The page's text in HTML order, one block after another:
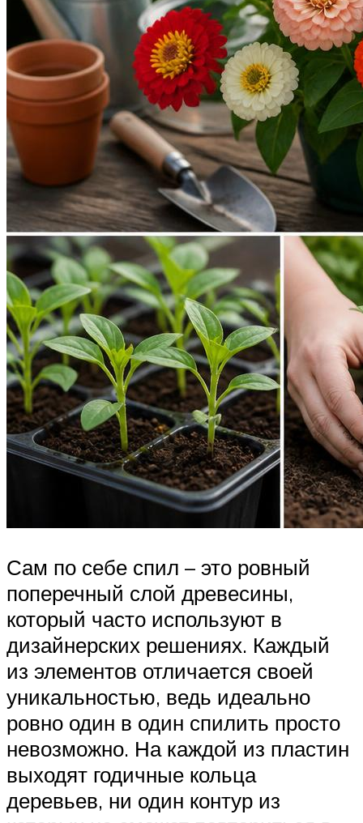
Сам по себе спил – это ровный
поперечный слой древесины,
который часто используют в
дизайнерских решениях. Каждый
из элементов отличается своей
уникальностью, ведь идеально
ровно один в один спилить просто
невозможно. На каждой из пластин
выходят годичные кольца
деревьев, ни один контур из